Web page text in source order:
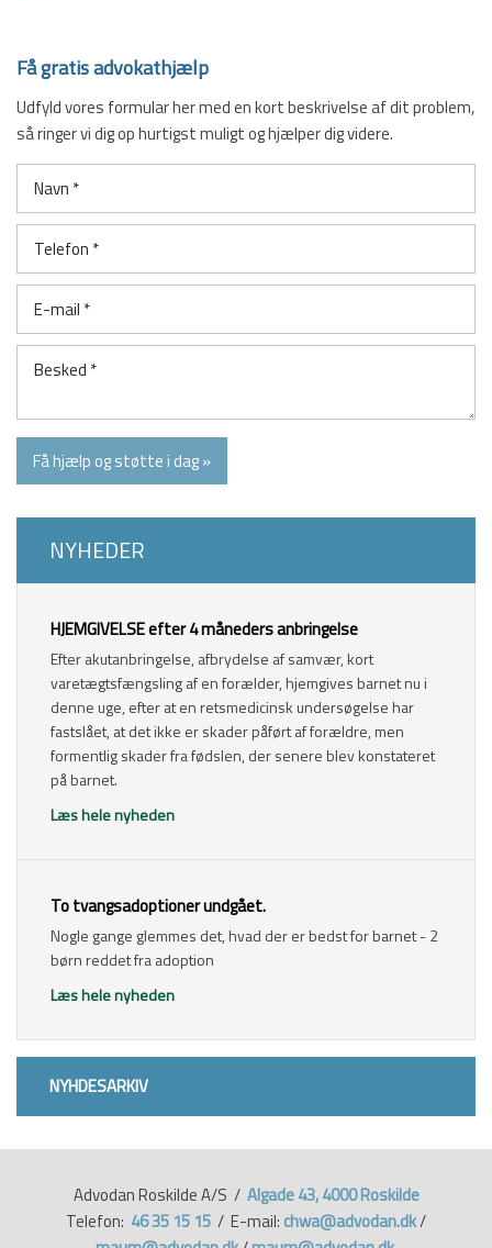
Få gratis advokathjælp
Udfyld vores formular her med en kort beskrivelse af dit problem,
så ringer vi dig op hurtigst muligt og hjælper dig videre.​
​NYHEDER
​HJEMGIVELSE efter 4 måneders anbringelse
Efter akutanbringelse, afbrydelse af samvær, kort
varetægtsfængsling af en forælder, hjemgives barnet nu i
denne uge, efter at en retsmedicinsk undersøgelse har
fastslået, at det ikke er skader påført af forældre, men
formentlig skader fra fødslen, der senere blev konstateret
på barnet.
Læs hele nyheden
​To tvangsadoptioner undgået.
Nogle gange glemmes det, hvad der er bedst for barnet - 2
børn reddet fra adoption
Læs hele nyheden
NYHDESARKIV​
Advodan Roskilde A/S / Algade 43, 4000 Roskilde
Telefon: 46 35 15 15 / E-mail: chwa@advodan.dk/